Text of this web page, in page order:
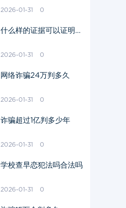
2026-01-31 0
什么样的证据可以证明有
2026-01-31 0
网络诈骗24万判多久
2026-01-31 0
诈骗超过1亿判多少年
2026-01-31 0
学校查早恋犯法吗合法吗
2026-01-31 0